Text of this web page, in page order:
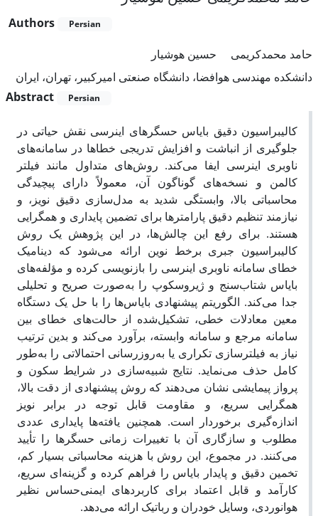
Authors Persian
حامد محمدکریمی
حسین هوشیار
دانشکده مهندسی هوافضا، دانشگاه صنعتی امیرکبیر، تهران، ایران
Abstract
Persian
کالیبراسیون دقیق بایاس حسگرهای اینرسی نقش حیاتی در
جلوگیری از انباشت و افزایش تدریجی خطاها در سامانه‌های
ناوبری اینرسی ایفا می‌کند. روش‌های متداول مانند فیلتر
کالمن و نسخه‌های گوناگون آن، معمولاً دارای پیچیدگی
محاسباتی بالا، وابستگی شدید به مدل‌سازی دقیق نویز، و
نیازمند تنظیم دقیق پارامترها برای تضمین پایداری و همگرایی
هستند. برای رفع این چالش‌ها، در این پژوهش یک روش
کالیبراسیون جبری برخط نوین ارائه می‌شود که دینامیک
خطای سامانه ناوبری اینرسی را بازنویسی کرده و مؤلفه‌های
بایاس شتاب‌سنج و ژیروسکوپ را به‌صورت صریح و تحلیلی
جدا می‌کند. الگوریتم پیشنهادی بایاس‌ها را با حل یک دستگاه
معین معادلات خطی، تشکیل‌شده از حالت‌های خطای بین
سامانه مرجع و سامانه وابسته، برآورد می‌کند و بدین ترتیب
نیاز به فیلترسازی تکراری یا به‌روزرسانی احتمالاتی را به‌طور
کامل حذف می‌نماید. نتایج شبیه‌سازی در شرایط سکون و
پرواز پیمایشی نشان می‌دهند که روش پیشنهادی از دقت بالا،
همگرایی سریع، و مقاومت قابل توجه در برابر نویز
اندازه‌گیری برخوردار است. همچنین یافته‌ها پایداری عددی
مطلوب و سازگاری آن با تغییرات زمانی حسگرها را تأیید
می‌کنند. در مجموع، این روش با هزینه محاسباتی بسیار کم،
تخمین دقیق و پایدار بایاس را فراهم کرده و گزینه‌ای سریع،
کارآمد و قابل اعتماد برای کاربردهای ایمنی‌حساس نظیر
هوانوردی، وسایل خودران و رباتیک ارائه می‌دهد.